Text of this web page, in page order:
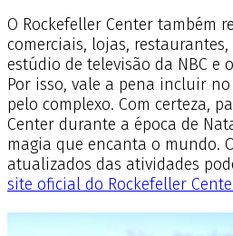
O Rockefeller Center também
comerciais, lojas,
estúdio de televisão da NBC e
Por isso, vale a pena incluir
pelo complexo. Com certeza,
Center durante a época de
magia que encanta o mundo.
atualizados das atividades
site oficial do Rockefeller